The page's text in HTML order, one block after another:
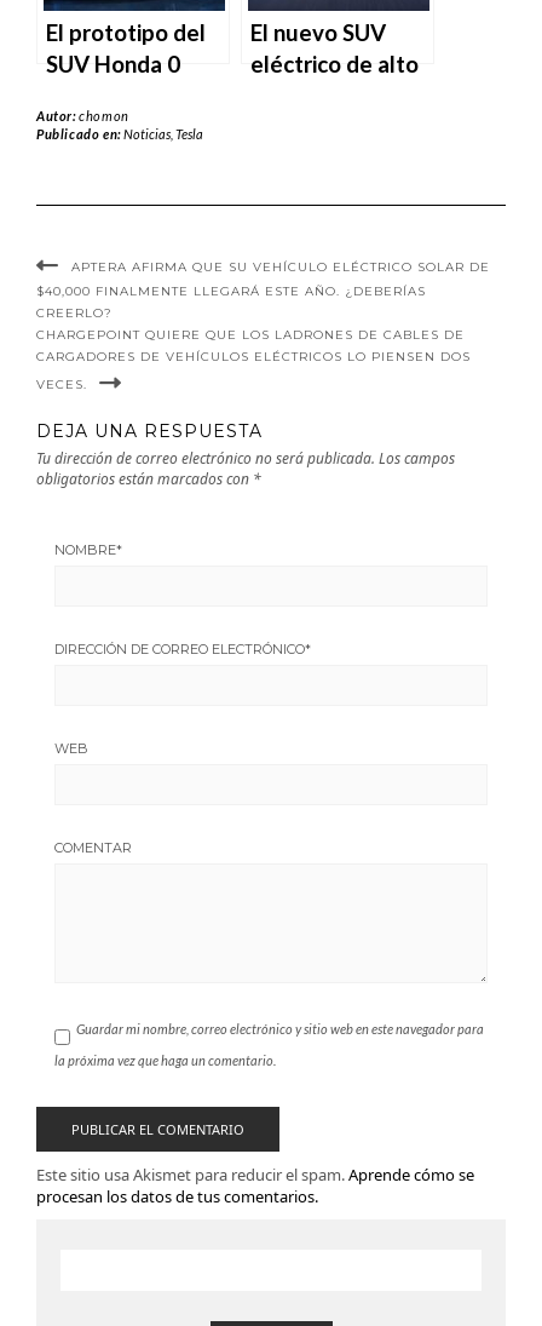
El prototipo del
SUV Honda 0
vehículo
El nuevo SUV
eléctrico de alto
Autor:chomon
Publicado en:Noticias ,Tesla
APTERA AFIRMA QUE SU VEHÍCULO ELÉCTRICO SOLAR DE
$40,000 FINALMENTE LLEGARÁ ESTE AÑO. ¿DEBERÍAS
CREERLO?
CHARGEPOINT QUIERE QUE LOS LADRONES DE CABLES DE
CARGADORES DE VEHÍCULOS ELÉCTRICOS LO PIENSEN DOS
VECES.
DEJA UNA RESPUESTA
Tu dirección de correo electrónico no será publicada. Los campos
obligatorios están marcados con *
NOMBRE*
DIRECCIÓN DE CORREO ELECTRÓNICO*
WEB
COMENTAR
Guardar mi nombre, correo electrónico y sitio web en este navegador para
la próxima vez que haga un comentario.
Este sitio usa Akismet para reducir el spam.Aprende cómo se
procesan los datos de tus comentarios.